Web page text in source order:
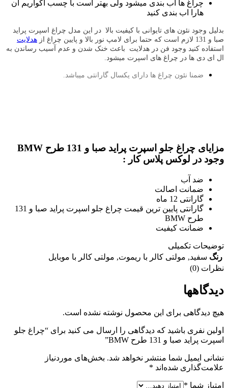
چراغ ها اب بندی میشود ولی بهتر است با چسب اکواریم ان
هارا اب بندی کنید
بدلیل وجود نئون های تایوانی با کیفیت بالا در این مدل چراغ اسپرت پراید
صبا و 131 لازم است که حتما برای لامپ نور بالا و پایین چراغ از
هدلایت
استفاده کنید وجود فن در هدلایت باعث خنک شدن و عدم آسیب رساندن به
ال ای دی ها در چراغ های اسپرت میشود.
ضمنا نئون چراغ ها دارای یکسال گارانتی میباشد.
مزایای چراغ جلو اسپرت پراید صبا و 131 طرح BMW
وجود در لوکس پلاس کار :
ضد آب
ضمانت اصالت
گارانتی 12 ماه
گارانتی پایین ترین قیمت چراغ جلو اسپرت پراید صبا و 131
طرح BMW
ضمانت کیفیت
توضیحات تکمیلی
رنگ سفید, مولتی کالر با ریموت, مولتی کالر با موبایل
نظرات (0)
دیدگاهها
هیچ دیدگاهی برای این محصول نوشته نشده است.
اولین نفری باشید که دیدگاهی را ارسال می کنید برای “چراغ جلو
اسپرت پراید صبا و 131 طرح BMW”
نشانی ایمیل شما منتشر نخواهد شد. بخش‌های موردنیاز
علامت‌گذاری شده‌اند *
امتیاز شما *